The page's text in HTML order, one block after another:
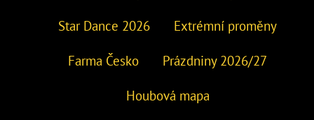
Star Dance 2026 Extrémní proměny
Farma Česko Prázdniny 2026/27
Houbová mapa